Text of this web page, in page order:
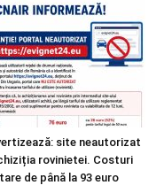
site neautorizat
rovinietei. Costuri
de până la 93 euro